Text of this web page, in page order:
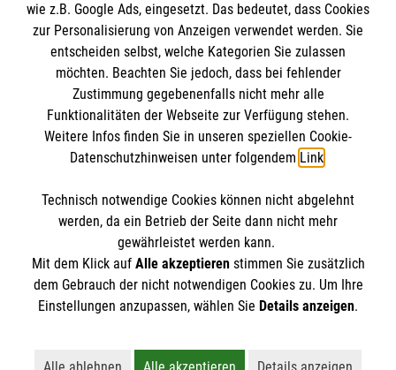
Datenschutz
Barrierefreiheit
Kontakt
Ansprechpersonen
Die Malteser
Malteser in Deutschland
Malteserorden
Sharepoint
Spendenkonto
Bank: Pax-Bank für Kirche und Caritas eG
IBAN: DE18 3706 0120 1201 2102 47
BIC: GENODED1PA7
So finden Sie uns
Stolberger Straße 319
50933 Köln
Der Malteser Hilfsdienst e.V. ist als eingetragene
Gewerbesteuer befreit.
wie z.B. Google Ads, eingesetzt. Das bedeutet, dass Cookies
zur Personalisierung von Anzeigen verwendet werden. Sie
entscheiden selbst, welche Kategorien Sie zulassen
möchten. Beachten Sie jedoch, dass bei fehlender
Zustimmung gegebenenfalls nicht mehr alle
Funktionalitäten der Webseite zur Verfügung stehen.
Weitere Infos finden Sie in unseren speziellen Cookie-
Datenschutzhinweisen unter folgendem Link.
Technisch notwendige Cookies können nicht abgelehnt
werden, da ein Betrieb der Seite dann nicht mehr
gewährleistet werden kann.
Mit dem Klick auf Alle akzeptierenstimmen Sie zusätzlich
dem Gebrauch der nicht notwendigen Cookies zu. Um Ihre
Einstellungen anzupassen, wählen Sie Details anzeigen.